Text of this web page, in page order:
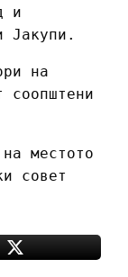
и
Јакупи.
на
соопштени
местото
совет